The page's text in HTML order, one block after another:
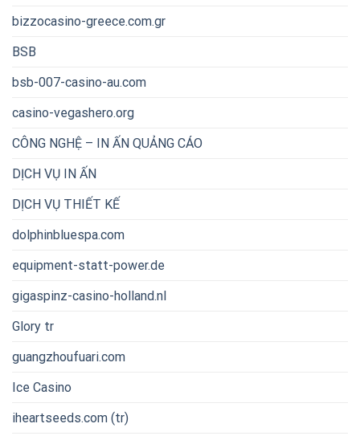
bizzocasino-greece.com.gr
BSB
bsb-007-casino-au.com
casino-vegashero.org
CÔNG NGHỆ – IN ẤN QUẢNG CÁO
DỊCH VỤ IN ẤN
DỊCH VỤ THIẾT KẾ
dolphinbluespa.com
equipment-statt-power.de
gigaspinz-casino-holland.nl
Glory tr
guangzhoufuari.com
Ice Casino
iheartseeds.com (tr)